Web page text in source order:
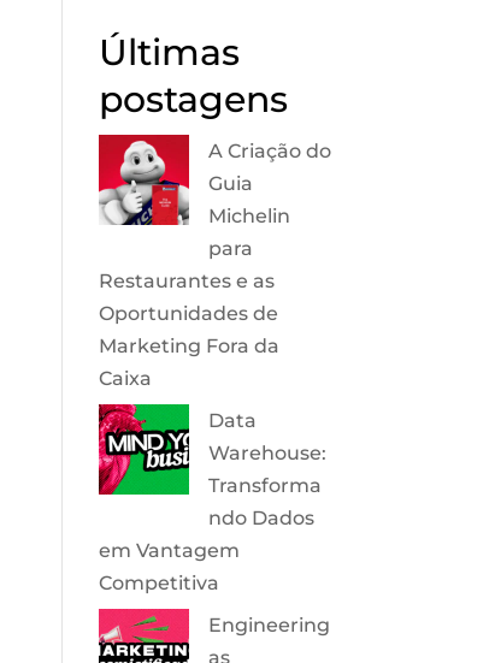
Últimas
postagens
A Criação do
Guia
Michelin
para
Restaurantes e as
Oportunidades de
Marketing Fora da
Caixa
Data
Warehouse:
Transforma
ndo Dados
em Vantagem
Competitiva
Engineering
as